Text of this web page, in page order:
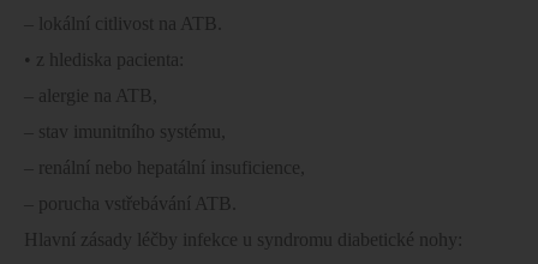
– lokální citlivost na ATB.
• z hlediska pacienta:
– alergie na ATB,
– stav imunitního systému,
– renální nebo hepatální insuficience,
– porucha vstřebávání ATB.
Hlavní zásady léčby infekce u syndromu diabetické nohy: